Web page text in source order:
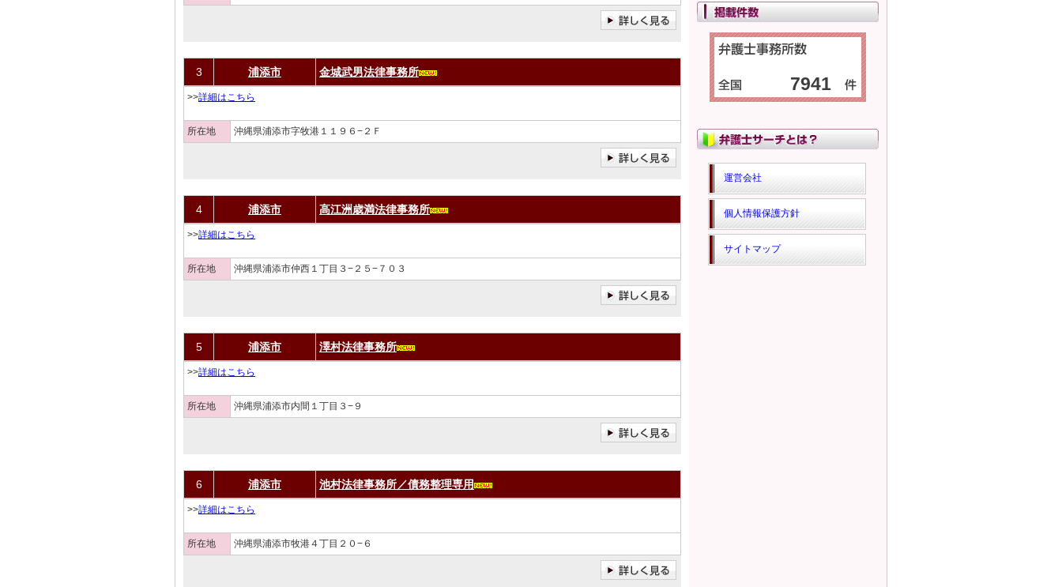
3 浦添市 金城武男法律事務所
>>詳細はこちら
所在地 沖縄県浦添市字牧港１１９６−２Ｆ
4 浦添市 高江洲歳満法律事務所
>>詳細はこちら
所在地 沖縄県浦添市仲西１丁目３−２５−７０３
5 浦添市 澤村法律事務所
>>詳細はこちら
所在地 沖縄県浦添市内間１丁目３−９
6 浦添市 池村法律事務所／債務整理専用
>>詳細はこちら
所在地 沖縄県浦添市牧港４丁目２０−６
7941
運営会社
個人情報保護方針
サイトマップ